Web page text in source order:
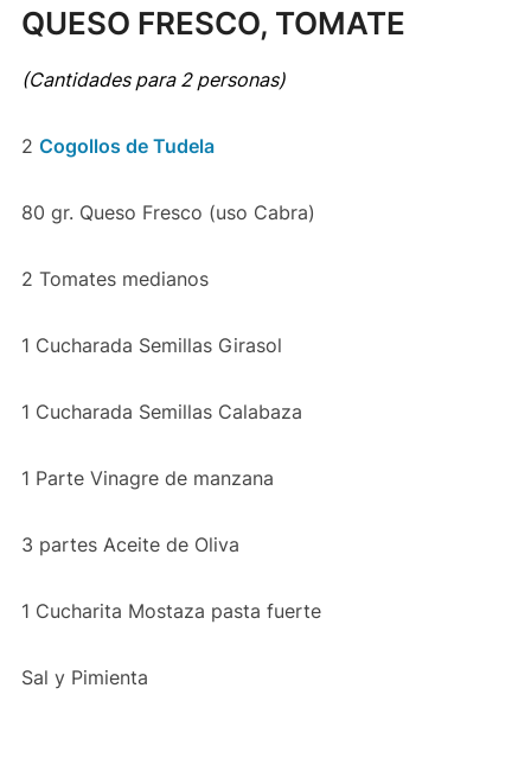
QUESO FRESCO, TOMATE
(Cantidades para 2 personas)
2 Cogollos de Tudela
80 gr. Queso Fresco (uso Cabra)
2 Tomates medianos
1 Cucharada Semillas Girasol
1 Cucharada Semillas Calabaza
1 Parte Vinagre de manzana
3 partes Aceite de Oliva
1 Cucharita Mostaza pasta fuerte
Sal y Pimienta